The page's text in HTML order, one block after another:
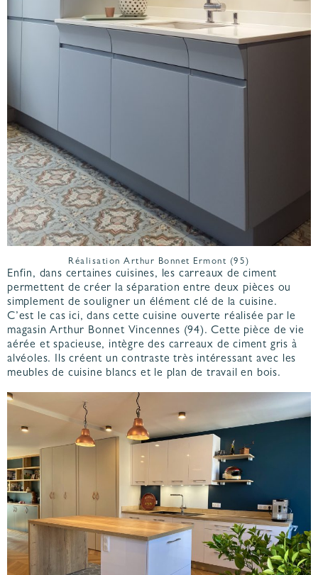
Réalisation Arthur Bonnet Ermont (95)
Enfin, dans certaines cuisines, les carreaux de ciment
permettent de créer la séparation entre deux pièces ou
simplement de souligner un élément clé de la cuisine.
C’est le cas ici, dans cette cuisine ouverte réalisée par le
magasin Arthur Bonnet Vincennes (94). Cette pièce de vie
aérée et spacieuse, intègre des carreaux de ciment gris à
alvéoles. Ils créent un contraste très intéressant avec les
meubles de cuisine blancs et le plan de travail en bois.